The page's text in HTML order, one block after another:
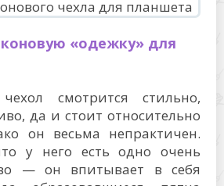
«одежку» для
смотрится стильно,
да и стоит относительно
он весьма непрактичен.
у него есть одно очень
— он впитывает в себя